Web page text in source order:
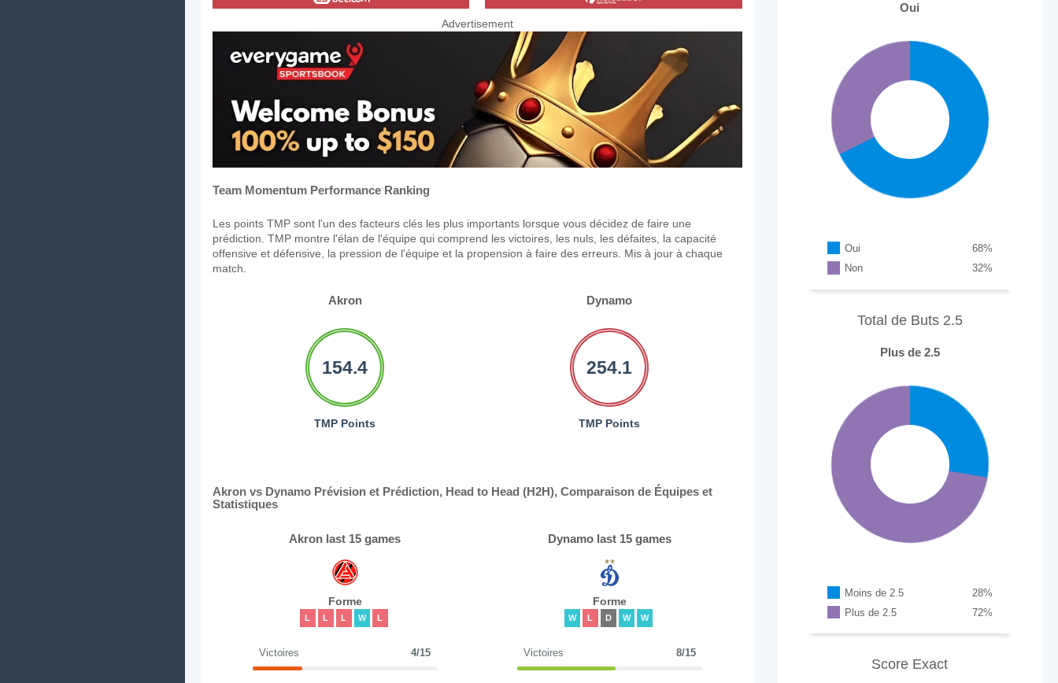
Advertisement
Team Momentum Performance Ranking
Les points TMP sont l'un des facteurs clés les plus importants lorsque vous décidez de faire une
prédiction. TMP montre l'élan de l'équipe qui comprend les victoires, les nuls, les défaites, la capacité
offensive et défensive, la pression de l'équipe et la propension à faire des erreurs. Mis à jour à chaque
match.
Akron Dynamo
154.4
TMP Points
254.1
TMP Points
Akron vs Dynamo Prévision et Prédiction, Head to Head (H2H), Comparaison de Équipes et
Statistiques
Akron last 15 games
Forme
L L L W L
Victoires 4/15
Dynamo last 15 games
Forme
W L D W W
Victoires 8/15
Oui
Oui %
68
Non
%
32
Total de Buts 2.5
Plus de 2.5
Moins de 2.5 %
28
Plus de 2.5
%
72
Score Exact